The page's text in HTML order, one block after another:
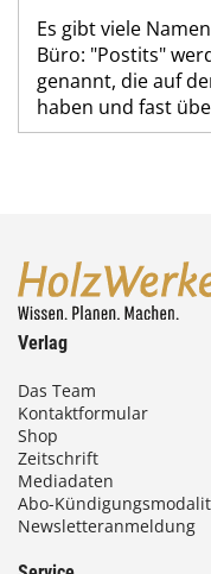
Es gibt viele
Büro: "Postits"
genannt, die auf
haben und fast
Verlag
Das Team
Kontaktformular
Shop
Zeitschrift
Mediadaten
Abo-
Newsletteranmeldung